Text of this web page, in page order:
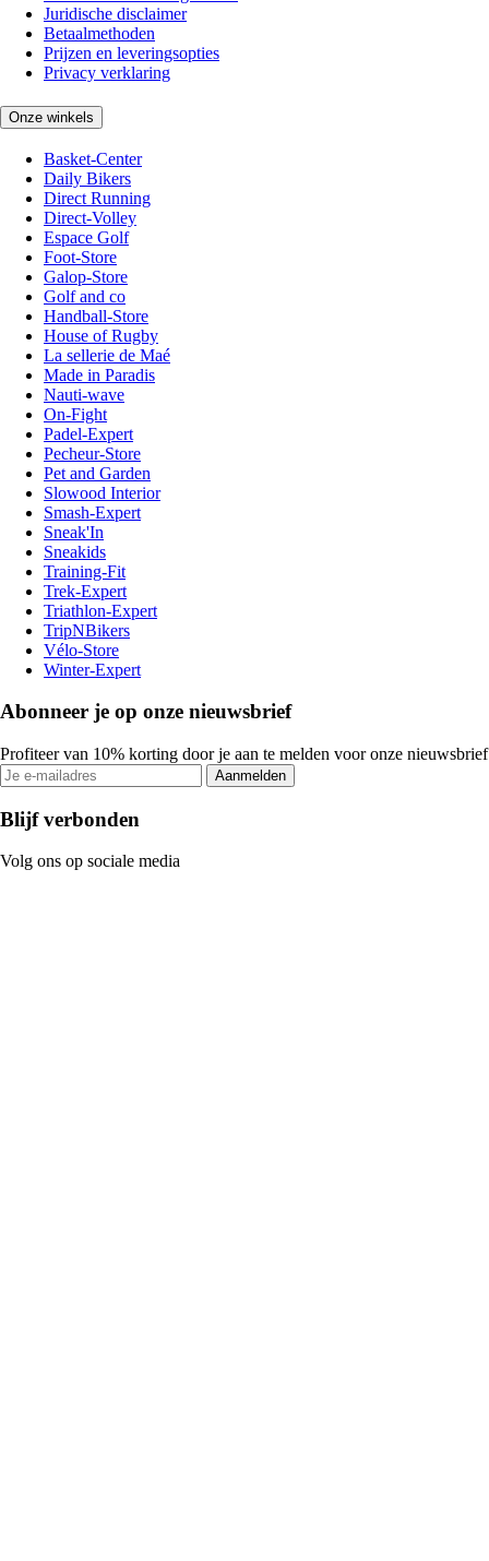
Juridische disclaimer
Betaalmethoden
Prijzen en leveringsopties
Privacy verklaring
Onze winkels
Basket-Center
Daily Bikers
Direct Running
Direct-Volley
Espace Golf
Foot-Store
Galop-Store
Golf and co
Handball-Store
House of Rugby
La sellerie de Maé
Made in Paradis
Nauti-wave
On-Fight
Padel-Expert
Pecheur-Store
Pet and Garden
Slowood Interior
Smash-Expert
Sneak'In
Sneakids
Training-Fit
Trek-Expert
Triathlon-Expert
TripNBikers
Vélo-Store
Winter-Expert
Abonneer je op onze nieuwsbrief
Profiteer van 10% korting door je aan te melden voor onze nieuwsbrief
Aanmelden
Blijf verbonden
Volg ons op sociale media